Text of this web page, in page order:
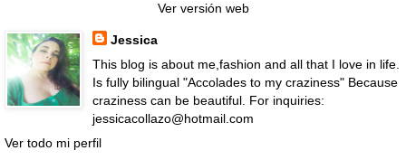
Ver versión web
Jessica
This blog is about me,fashion and all that I love in life.
Is fully bilingual "Accolades to my craziness" Because
craziness can be beautiful. For inquiries:
jessicacollazo@hotmail.com
Ver todo mi perfil